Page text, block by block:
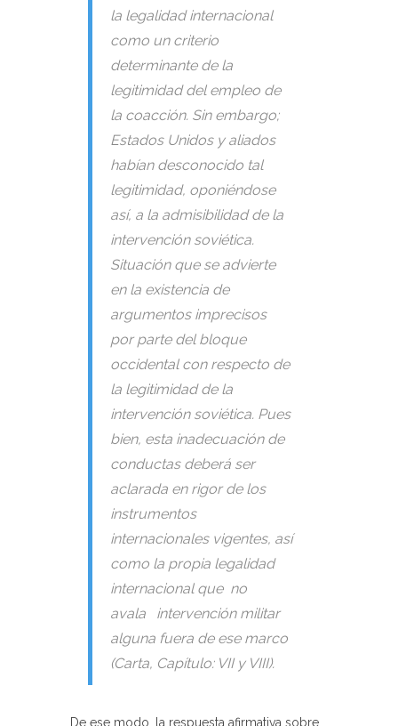
la legalidad internacional
como un criterio
determinante de la
legitimidad del empleo de
la coacción. Sin embargo;
Estados Unidos y aliados
habían desconocido tal
legitimidad, oponiéndose
así, a la admisibilidad de la
intervención soviética.
Situación que se advierte
en la existencia de
argumentos imprecisos
por parte del bloque
occidental con respecto de
la legitimidad de la
intervención soviética. Pues
bien, esta inadecuación de
conductas deberá ser
aclarada en rigor de los
instrumentos
internacionales vigentes, así
como la propia legalidad
internacional que no
avala intervención militar
alguna fuera de ese marco
(Carta, Capítulo: VII y VIII).
De ese modo, la respuesta afirmativa sobre